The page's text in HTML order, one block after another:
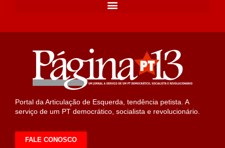
Portal da Articulação de Esquerda, tendência petista. A
serviço de um PT democrático, socialista e revolucionário.
FALE CONOSCO